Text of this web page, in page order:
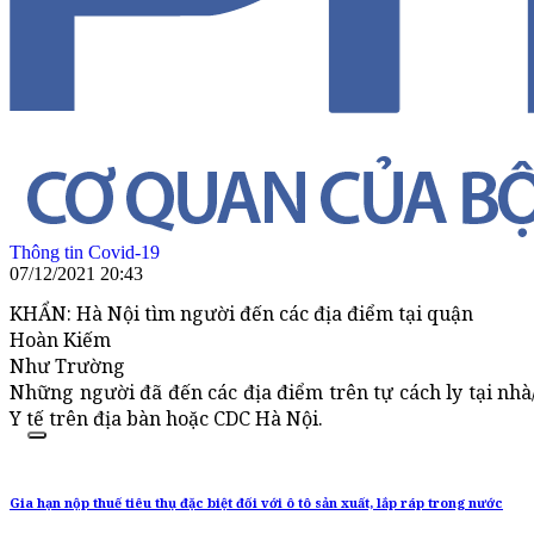
Thông tin Covid-19
07/12/2021 20:43
KHẨN: Hà Nội tìm người đến các địa điểm tại quận
Hoàn Kiếm
Như Trường
Những người đã đến các địa điểm trên tự cách ly tại
Y tế trên địa bàn hoặc CDC Hà Nội.
Gia hạn nộp thuế tiêu thụ đặc biệt đối với ô tô sản xuất, lắp ráp trong nước